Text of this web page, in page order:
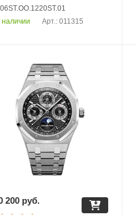
наличии
Арт.: 011315
200 руб.